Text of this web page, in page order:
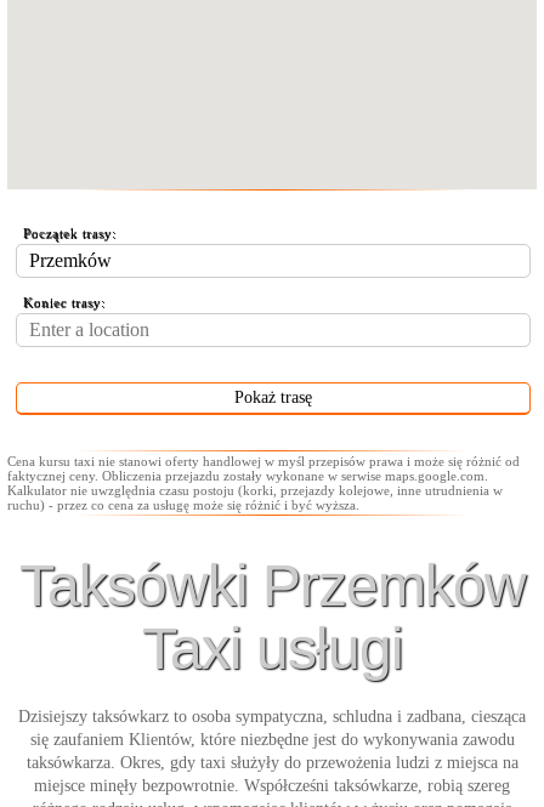
Początek trasy:
Koniec trasy:
Cena kursu taxi nie stanowi oferty handlowej w myśl przepisów prawa i może się różnić od
faktycznej ceny. Obliczenia przejazdu zostały wykonane w serwise maps.google.com.
Kalkulator nie uwzględnia czasu postoju (korki, przejazdy kolejowe, inne utrudnienia w
ruchu) - przez co cena za usługę może się różnić i być wyższa.
Taksówki Przemków
Taxi usługi
Dzisiejszy taksówkarz to osoba sympatyczna, schludna i zadbana, ciesząca
się zaufaniem Klientów, które niezbędne jest do wykonywania zawodu
taksówkarza. Okres, gdy taxi służyły do przewożenia ludzi z miejsca na
miejsce minęły bezpowrotnie. Współcześni taksówkarze, robią szereg